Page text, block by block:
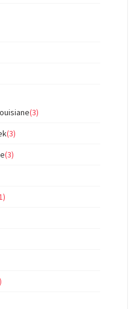
(3)
(3)
(3)